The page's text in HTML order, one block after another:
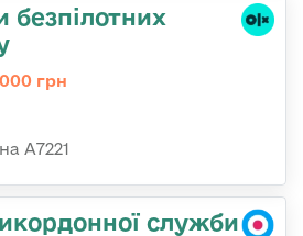
безпілотних
грн
А7221
служби